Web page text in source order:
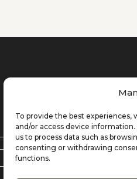
To provide the best experiences,
and/or access device
us to process data such as
consenting or withdrawing
functions.
Scegli